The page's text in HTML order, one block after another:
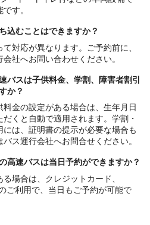
す。
込むことはできますか？
対応が異なります。ご予約前に、
社へお問い合わせください。
バスは子供料金、学割、障害者割引
か？
金の設定がある場合は、生年月日
だくと自動で適用されます。学割・
は、証明書の提示が必要な場合も
ス運行会社へお問合せください。
高速バスは当日予約ができますか？
場合は、クレジットカード、
ご利用で、当日もご予約が可能で